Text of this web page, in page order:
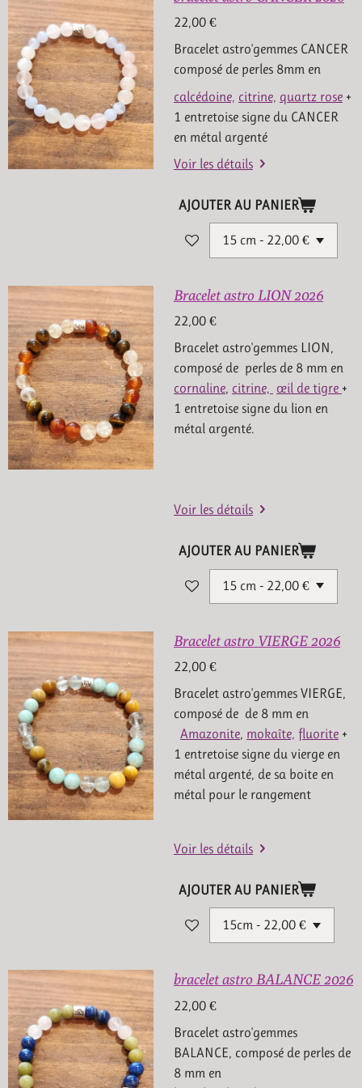
22,00 €
Bracelet astro'gemmes CANCER
composé de perles 8mm en
calcédoine, citrine, quartz rose +
1 entretoise signe du CANCER
en métal argenté
Voir les détails
AJOUTER AU PANIER
Bracelet astro LION 2026
22,00 €
Bracelet astro'gemmes LION,
composé de perles de 8 mm en
cornaline, citrine, œil de tigre +
1 entretoise signe du lion en
métal argenté.
Voir les détails
AJOUTER AU PANIER
Bracelet astro VIERGE 2026
22,00 €
Bracelet astro'gemmes VIERGE,
composé de de 8 mm en
Amazonite, mokaîte, fluorite +
1 entretoise signe du vierge en
métal argenté, de sa boite en
métal pour le rangement
Voir les détails
AJOUTER AU PANIER
bracelet astro BALANCE 2026
22,00 €
Bracelet astro'gemmes
BALANCE, composé de perles de
8 mm en